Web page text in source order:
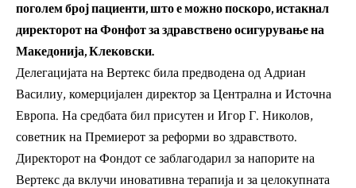
поголем број пациенти, што е можно поскоро, истакнал
директорот на Фонфот за здравствено осигурување на
Македонија, Клековски.
Делегацијата на Вертекс била предводена од Адриан
Василиу, комерцијален директор за Централна и Источна
Европа. На средбата бил присутен и Игор Г. Николов,
советник на Премиерот за реформи во здравството.
Директорот на Фондот се заблагодарил за напорите на
Вертекс да вклучи иновативна терапија и за целокупната